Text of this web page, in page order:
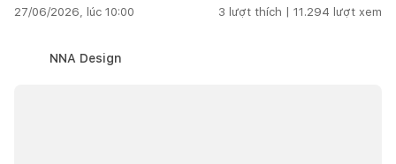
27/06/2026, lúc 10:00 3 lượt thích | 11.294 lượt xem
NNA Design